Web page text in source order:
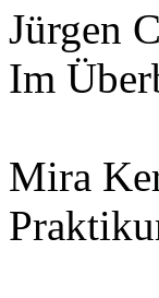
Jürgen
Im
Mira